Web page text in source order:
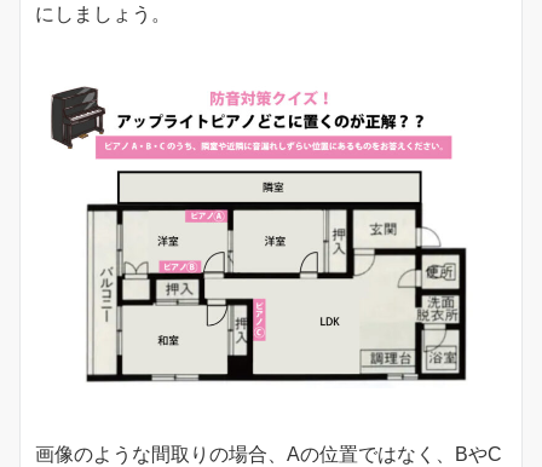
にしましょう。
画像のような間取りの場合、Aの位置ではなく、BやC